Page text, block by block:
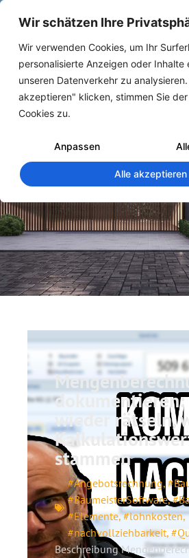
Wir schätzen Ihre
Wir verwenden Cookies, um Ihr
personalisierte Anzeigen oder Inhalte
unseren Datenverkehr zu analysieren.
akzeptieren" klicken, stimmen Sie
Cookies zu.
Anpassen
Alle akzeptieren
wieder rätseln,
stammen
#Angebotsrechnung,
#BaumeisterSoftware,
#Elemente,#lohnkosten,
#nachvollziehbarkeit,
Beschreibung